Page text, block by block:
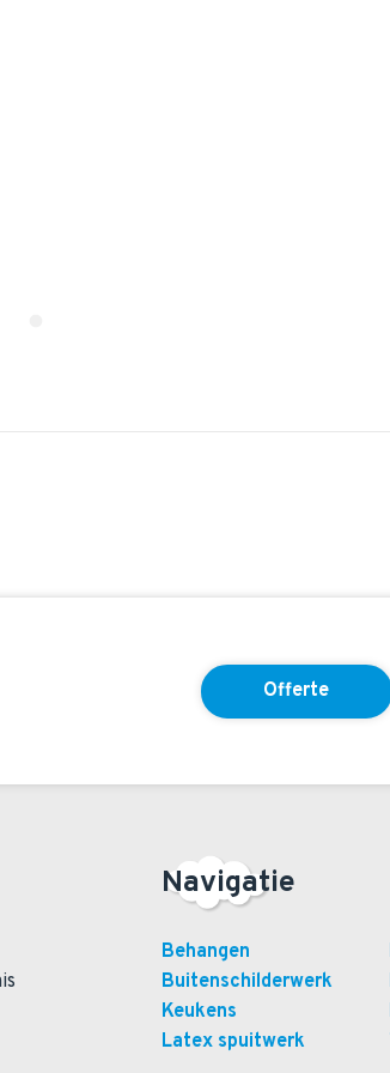
Offerte
Navigatie
Behangen
Buitenschilderwerk
Keukens
Latex spuitwerk